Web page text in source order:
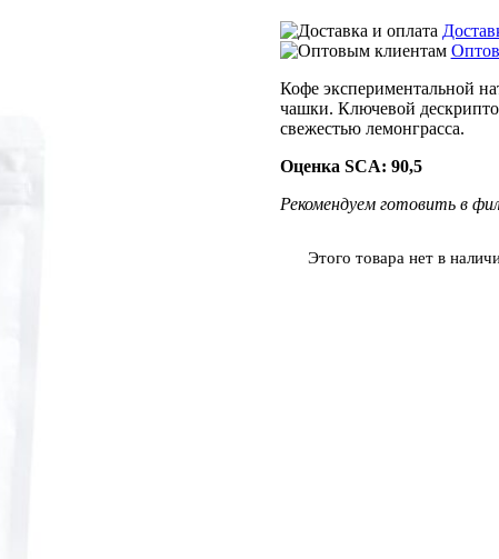
Кофе экспериментальной
чашки. Ключевой
свежестью лемонграсса.
Оценка SCA: 90,5
Рекомендуем готовить в
Этого товара нет в